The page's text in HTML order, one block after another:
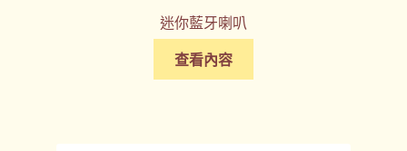
迷你藍牙喇叭
查看內容